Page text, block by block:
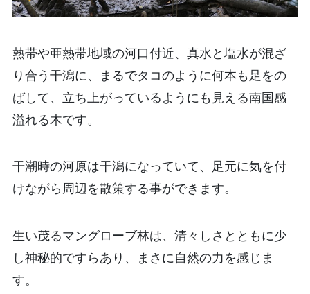
熱帯や亜熱帯地域の河口付近、真水と塩水が混ざ
り合う干潟に、まるでタコのように何本も足をの
ばして、立ち上がっているようにも見える南国感
溢れる木です。
干潮時の河原は干潟になっていて、足元に気を付
けながら周辺を散策する事ができます。
生い茂るマングローブ林は、清々しさとともに少
し神秘的ですらあり、まさに自然の力を感じま
す。